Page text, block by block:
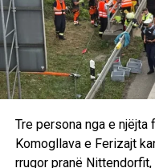
Tre persona nga e njëjta
Komogllava e Ferizajt
rrugor pranë